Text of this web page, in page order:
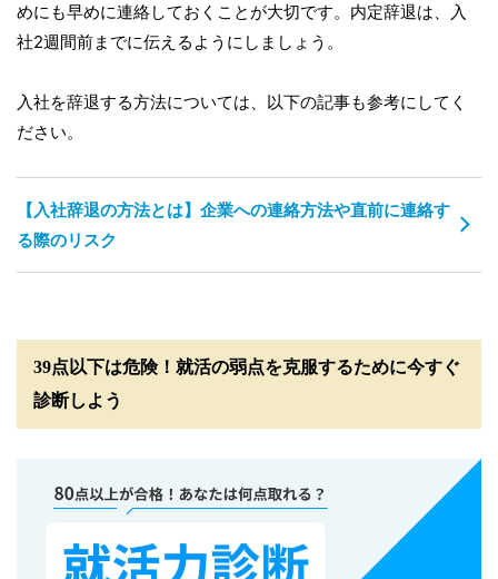
めにも早めに連絡しておくことが大切です。内定辞退は、入
社2週間前までに伝えるようにしましょう。
入社を辞退する方法については、以下の記事も参考にしてく
ださい。
【入社辞退の方法とは】企業への連絡方法や直前に連絡す
る際のリスク
39点以下は危険！就活の弱点を克服するために今すぐ
診断しよう